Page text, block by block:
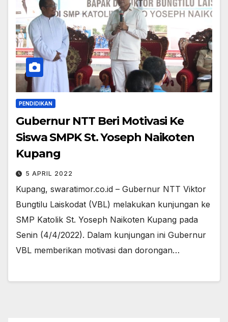
PENDIDIKAN
Gubernur NTT Beri Motivasi Ke
Siswa SMPK St. Yoseph Naikoten
Kupang
5 APRIL 2022
Kupang, swaratimor.co.id – Gubernur NTT Viktor
Bungtilu Laiskodat (VBL) melakukan kunjungan ke
SMP Katolik St. Yoseph Naikoten Kupang pada
Senin (4/4/2022). Dalam kunjungan ini Gubernur
VBL memberikan motivasi dan dorongan…